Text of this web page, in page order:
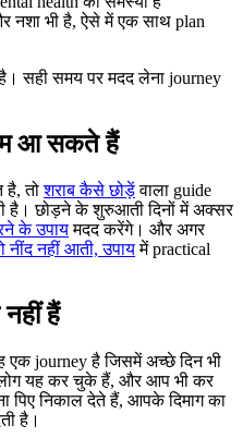
नशा भी है, ऐसे में एक साथ plan
सही समय पर मदद लेना journey
आ सकते हैं
है, तोशराब कैसे छोड़ेंवाला guide
है। छोड़ने के शुरुआती दिनों में अक्सर
के उपायमदद करेंगे। और अगर
नींद नहीं आती, उपायमें practical
हैं
एक journey है जिसमें अच्छे दिन भी
यह कर चुके हैं, और आप भी कर
पिए निकाल देते हैं, आपके दिमाग का
है।